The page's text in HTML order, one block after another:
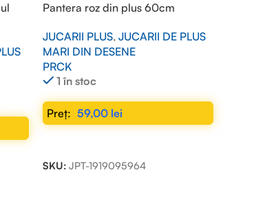
Pantera roz din plus 60cm
JUCARII PLUS, JUCARII DE PLUS
MARI DIN DESENE
PRCK
1 în stoc
59,00 lei
SKU: JPT-1919095964